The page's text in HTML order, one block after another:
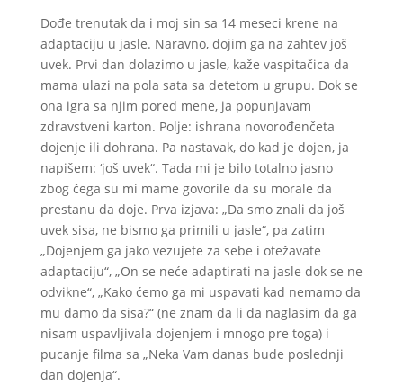
Dođe trenutak da i moj sin sa 14 meseci krene na
adaptaciju u jasle. Naravno, dojim ga na zahtev još
uvek. Prvi dan dolazimo u jasle, kaže vaspitačica da
mama ulazi na pola sata sa detetom u grupu. Dok se
ona igra sa njim pored mene, ja popunjavam
zdravstveni karton. Polje: ishrana novorođenčeta
dojenje ili dohrana. Pa nastavak, do kad je dojen, ja
napišem: ‘još uvek“. Tada mi je bilo totalno jasno
zbog čega su mi mame govorile da su morale da
prestanu da doje. Prva izjava: „Da smo znali da još
uvek sisa, ne bismo ga primili u jasle“, pa zatim
„Dojenjem ga jako vezujete za sebe i otežavate
adaptaciju“, „On se neće adaptirati na jasle dok se ne
odvikne“, „Kako ćemo ga mi uspavati kad nemamo da
mu damo da sisa?“ (ne znam da li da naglasim da ga
nisam uspavljivala dojenjem i mnogo pre toga) i
pucanje filma sa „Neka Vam danas bude poslednji
dan dojenja“.